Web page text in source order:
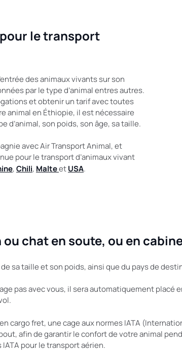
le transport
des animaux vivants sur son
par le type d’animal entres autres.
et obtenir un tarif avec toutes
animal en Éthiopie, il est nécessaire
d’animal, son poids, son âge, sa taille.
avec Air Transport Animal, et
pour le transport d’animaux vivant
,Chili, MalteetUSA.
chat en soute, ou en
sa taille et son poids, ainsi que du pays de
pas avec vous, il sera automatiquement
cargo fret, une cage aux normes IATA
afin de garantir le confort de votre animal
pour le transport aérien.